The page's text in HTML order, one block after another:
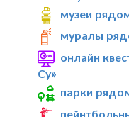
музеи
муралы
онлайн
Су»
парки